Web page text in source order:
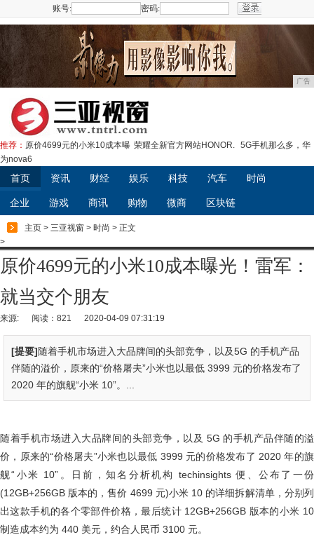
账号: 密码:
广告
推荐： 原价4699元的小米10成本曝 荣耀全新官方网站HONOR. 5G手机那么多，华
为nova6
首页 资讯 财经 娱乐 科技 汽车 时尚
企业 游戏 商讯 购物 微商 区块链
主页 > 三亚视窗 > 时尚 > 正文
>
原价4699元的小米10成本曝光！雷军：
就当交个朋友
来源: 阅读：821 2020-04-09 07:31:19
[提要]随着手机市场进入大品牌间的头部竞争，以及5G 的手机产品
伴随的溢价，原来的“价格屠夫”小米也以最低 3999 元的价格发布了
2020 年的旗舰“小米 10”。...
随着手机市场进入大品牌间的头部竞争，以及 5G 的手机产品伴随的溢
价，原来的“价格屠夫”小米也以最低 3999 元的价格发布了 2020 年的旗
舰“小米 10”。日前，知名分析机构 techinsights 便、公布了一份
(12GB+256GB 版本的，售价 4699 元)小米 10 的详细拆解清单，分别列
出这款手机的各个零部件价格，最后统计 12GB+256GB 版本的小米 10
制造成本约为 440 美元，约合人民币 3100 元。